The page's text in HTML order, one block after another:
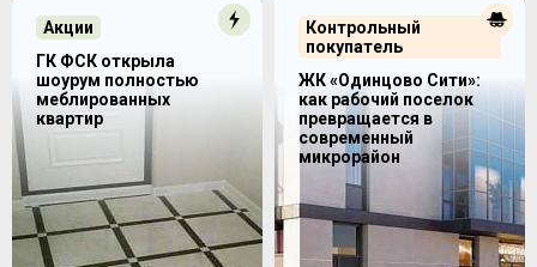
Контрольный
покупатель
ЖК «Одинцово Сити»:
как рабочий поселок
превращается в
современный
микрорайон
Акции
ГК ФСК открыла
шоурум полностью
меблированных
квартир